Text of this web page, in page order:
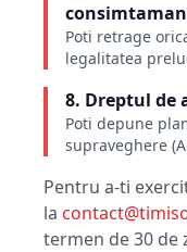
Poti retrage
legalitatea
8. Dreptul de
Poti depune
supraveghere
Pentru a-ti
la
termen de 30 de